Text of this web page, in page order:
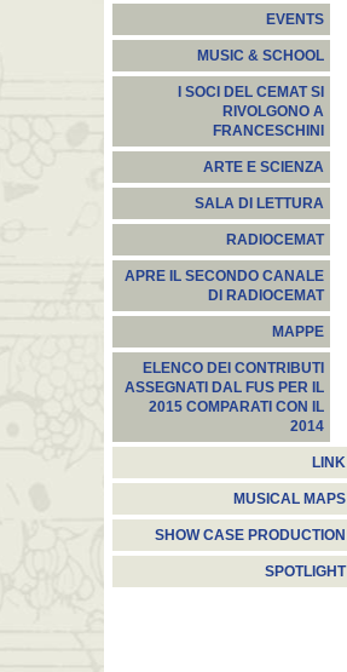
EVENTS
MUSIC & SCHOOL
I SOCI DEL CEMAT SI
RIVOLGONO A
FRANCESCHINI
ARTE E SCIENZA
SALA DI LETTURA
RADIOCEMAT
APRE IL SECONDO CANALE
DI RADIOCEMAT
MAPPE
ELENCO DEI CONTRIBUTI
ASSEGNATI DAL FUS PER IL
2015 COMPARATI CON IL
2014
LINK
MUSICAL MAPS
SHOW CASE PRODUCTION
SPOTLIGHT